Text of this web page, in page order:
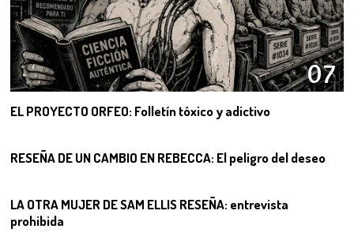
07
EL PROYECTO ORFEO: Folletín tóxico y adictivo
RESEÑA DE UN CAMBIO EN REBECCA: El peligro del deseo
09
LA OTRA MUJER DE SAM ELLIS RESEÑA: entrevista
prohibida